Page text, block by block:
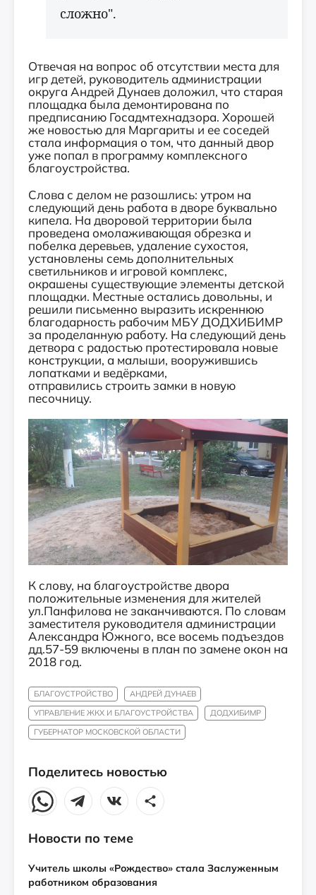
сложно".
Отвечая на вопрос об отсутствии места для
игр детей, руководитель администрации
округа Андрей Дунаев доложил, что старая
площадка была демонтирована по
предписанию Госадмтехнадзора. Хорошей
же новостью для Маргариты и ее соседей
стала информация о том, что данный двор
уже попал в программу комплексного
благоустройства.
Слова с делом не разошлись: утром на
следующий день работа в дворе буквально
кипела. На дворовой территории была
проведена омолаживающая обрезка и
побелка деревьев, удаление сухостоя,
установлены семь дополнительных
светильников и игровой комплекс,
окрашены существующие элементы детской
площадки. Местные остались довольны, и
решили письменно выразить искреннюю
благодарность рабочим МБУ ДОДХИБИМР
за проделанную работу. На следующий день
детвора с радостью протестировала новые
конструкции, а малыши, вооружившись
лопатками и ведёрками,
отправились строить замки в новую
песочницу.
К слову, на благоустройстве двора
положительные изменения для жителей
ул.Панфилова не заканчиваются. По словам
заместителя руководителя администрации
Александра Южного, все восемь подъездов
дд.57-59 включены в план по замене окон на
2018 год.
БЛАГОУСТРОЙСТВО
АНДРЕЙ ДУНАЕВ
УПРАВЛЕНИЕ ЖКХ И БЛАГОУСТРОЙСТВА
ДОДХИБИМР
ГУБЕРНАТОР МОСКОВСКОЙ ОБЛАСТИ
Поделитесь новостью
Новости по теме
Учитель школы «Рождество» стала Заслуженным
работником образования